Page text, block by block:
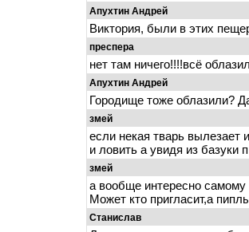
Апухтин Андрей
Виктория, были в этих
преспера
нет там ничего!!!!всё
Апухтин Андрей
Городище тоже облазили?
змей
если некая тварь вылезает
и ловить а увидя из базуки
змей
а вообще интересно самому
Может кто пригласит,а
Станислав